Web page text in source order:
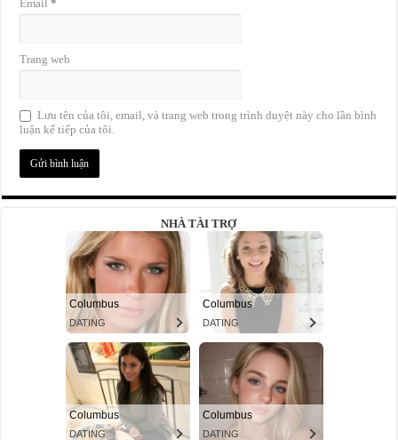
Email*
Trang web
Lưu tên của tôi, email, và trang web trong trình duyệt này cho lần bình
luận kế tiếp của tôi.
NHÀ TÀI TRỢ